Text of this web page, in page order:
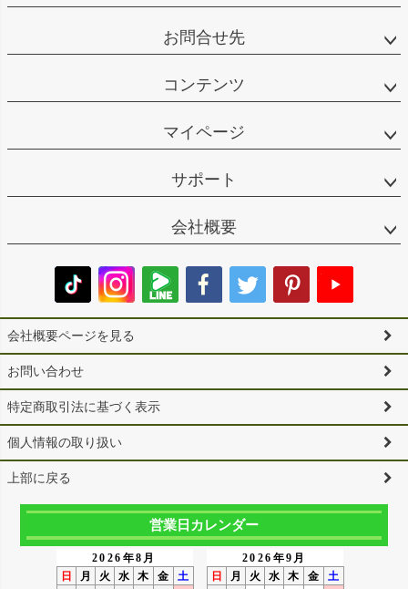
お問合せ先
コンテンツ
マイページ
サポート
会社概要
会社概要ページを見る
お問い合わせ
特定商取引法に基づく表示
個人情報の取り扱い
上部に戻る
営業日カレンダー